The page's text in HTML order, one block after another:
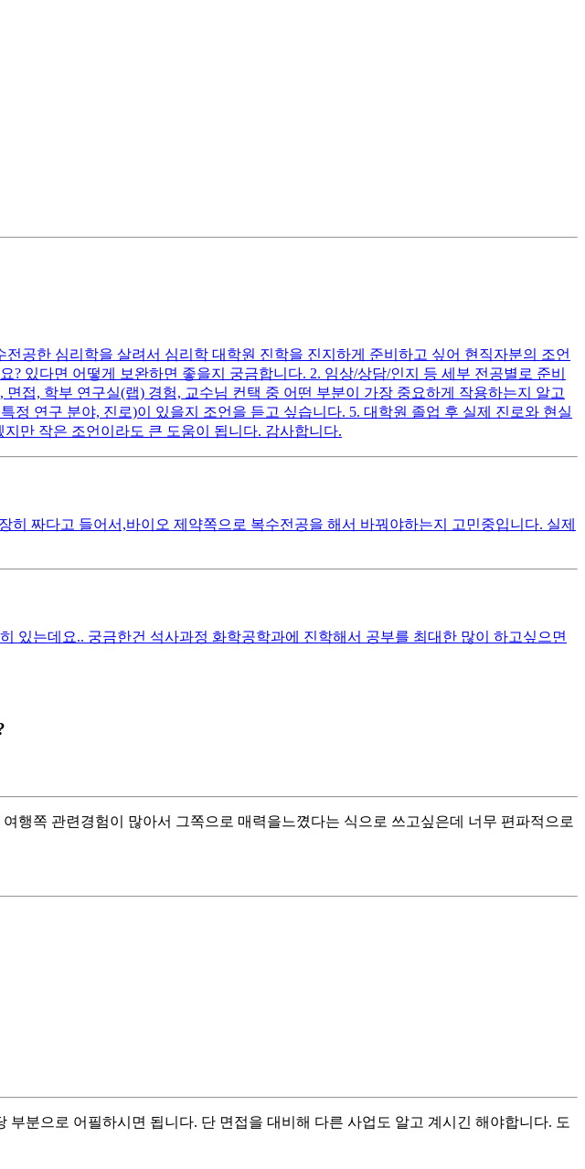
공한 심리학을 살려서 심리학 대학원 진학을 진지하게 준비하고 싶어 현직자분의 조언
있다면 어떻게 보완하면 좋을지 궁금합니다. 2. 임상/상담/인지 등 세부 전공별로 준비
접, 학부 연구실(랩) 경험, 교수님 컨택 중 어떤 부분이 가장 중요하게 작용하는지 알고
연구 분야, 진로)이 있을지 조언을 듣고 싶습니다. 5. 대학원 졸업 후 실제 진로와 현실
만 작은 조언이라도 큰 도움이 됩니다. 감사합니다.
짜다고 들어서,바이오 제약쪽으로 복수전공을 해서 바꿔야하는지 고민중입니다. 실제
있는데요.. 궁금한건 석사과정 화학공학과에 진학해서 공부를 최대한 많이 하고싶으면
행쪽 관련경험이 많아서 그쪽으로 매력을느꼈다는 식으로 쓰고싶은데 너무 편파적으로
분으로 어필하시면 됩니다. 단 면접을 대비해 다른 사업도 알고 계시긴 해야합니다. 도